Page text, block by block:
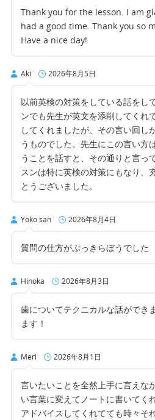
Thank you for the lesson. I am
had a good time. Thank you so
Have a nice day!
Aki 2026年8月5日
以前英検の対策をしている話をし
ンでも先生が英文を添削してくれ
してくれましたが、その言い回し
うものでした。先生にこの言い方
うことを話すと、その通りと言っ
スンは特に英検の対策にもなり、
とうございました。
Yoko san 2026年8月4日
質問の仕方がぶっきらぼうでした
Hinoka 2026年8月3日
歯についてテクニカルな話ができ
ます！
Meri 2026年8月1日
言いたいことを全然上手に言えな
い言葉に変えてノートに書いてく
アドバイスしてくれてても時々そ